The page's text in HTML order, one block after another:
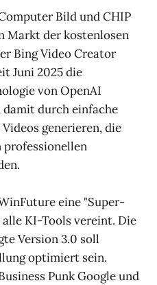
Bild und CHIP
Markt der kostenlosen
Bing Video Creator
Juni 2025 die
von OpenAI
durch einfache
generieren, die
professionellen
eine "Super-
KI-Tools vereint. Die
Version 3.0 soll
optimiert sein.
Punk Google und